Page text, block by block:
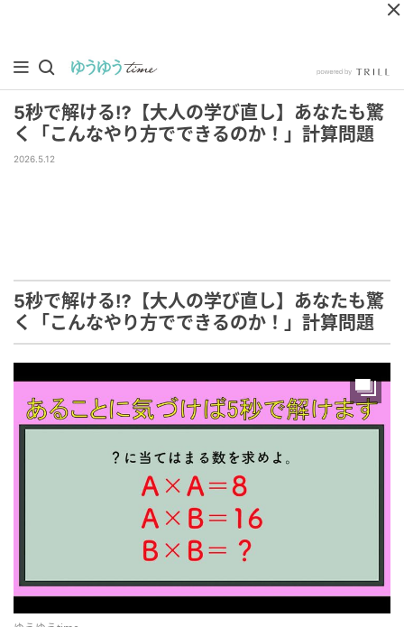
5秒で解ける⁉︎【大人の学び直し】あなたも驚
く「こんなやり方でできるのか！」計算問題
2026.5.12
5秒で解ける⁉︎【大人の学び直し】あなたも驚
く「こんなやり方でできるのか！」計算問題